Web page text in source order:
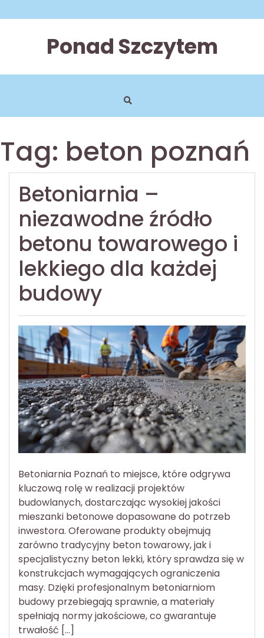
to
Ponad Szczytem
Tag: beton poznań
Betoniarnia –
niezawodne źródło
betonu towarowego i
lekkiego dla każdej
budowy
Betoniarnia Poznań to miejsce, które odgrywa
kluczową rolę w realizacji projektów
budowlanych, dostarczając wysokiej jakości
mieszanki betonowe dopasowane do potrzeb
inwestora. Oferowane produkty obejmują
zarówno tradycyjny beton towarowy, jak i
specjalistyczny beton lekki, który sprawdza się w
konstrukcjach wymagających ograniczenia
masy. Dzięki profesjonalnym betoniarniom
budowy przebiegają sprawnie, a materiały
spełniają normy jakościowe, co gwarantuje
trwałość […]